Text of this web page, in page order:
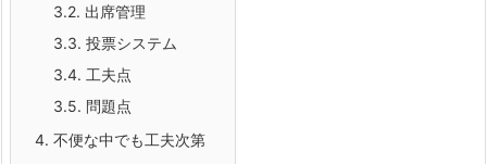
3.2. 出席管理
3.3. 投票システム
3.4. 工夫点
3.5. 問題点
4. 不便な中でも工夫次第